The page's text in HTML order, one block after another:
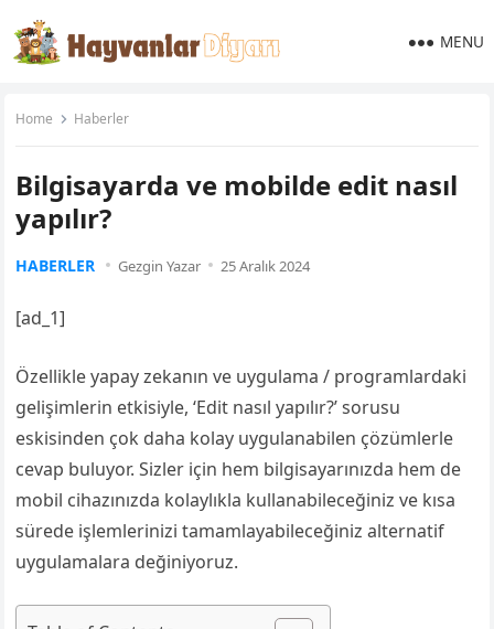
MENU
Home Haberler
Bilgisayarda ve mobilde edit nasıl
yapılır?
HABERLER Gezgin Yazar 25 Aralık 2024
[ad_1]
Özellikle yapay zekanın ve uygulama / programlardaki
gelişimlerin etkisiyle, ‘Edit nasıl yapılır?’ sorusu
eskisinden çok daha kolay uygulanabilen çözümlerle
cevap buluyor. Sizler için hem bilgisayarınızda hem de
mobil cihazınızda kolaylıkla kullanabileceğiniz ve kısa
sürede işlemlerinizi tamamlayabileceğiniz alternatif
uygulamalara değiniyoruz.